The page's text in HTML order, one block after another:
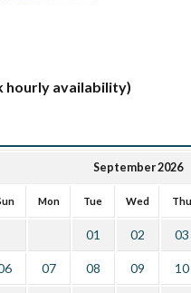
hourly availability)
September 2026
Mon Tue Wed Thu
01 02 03
07 08 09 10